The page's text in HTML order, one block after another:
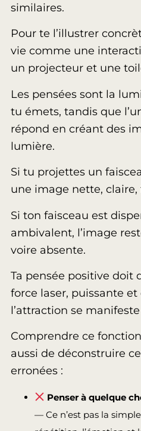
similaires.
Pour te l’illustrer
vie comme une
un projecteur et une
Les pensées sont la
tu émets, tandis que
répond en créant des
lumière.
Si tu projettes un
une image nette, claire,
Si ton faisceau est
ambivalent, l’image
voire absente.
Ta pensée positive doit
force laser, puissante
l’attraction se
Comprendre ce
aussi de déconstruire
erronées :
Penser à quelque
— Ce n’est pas la